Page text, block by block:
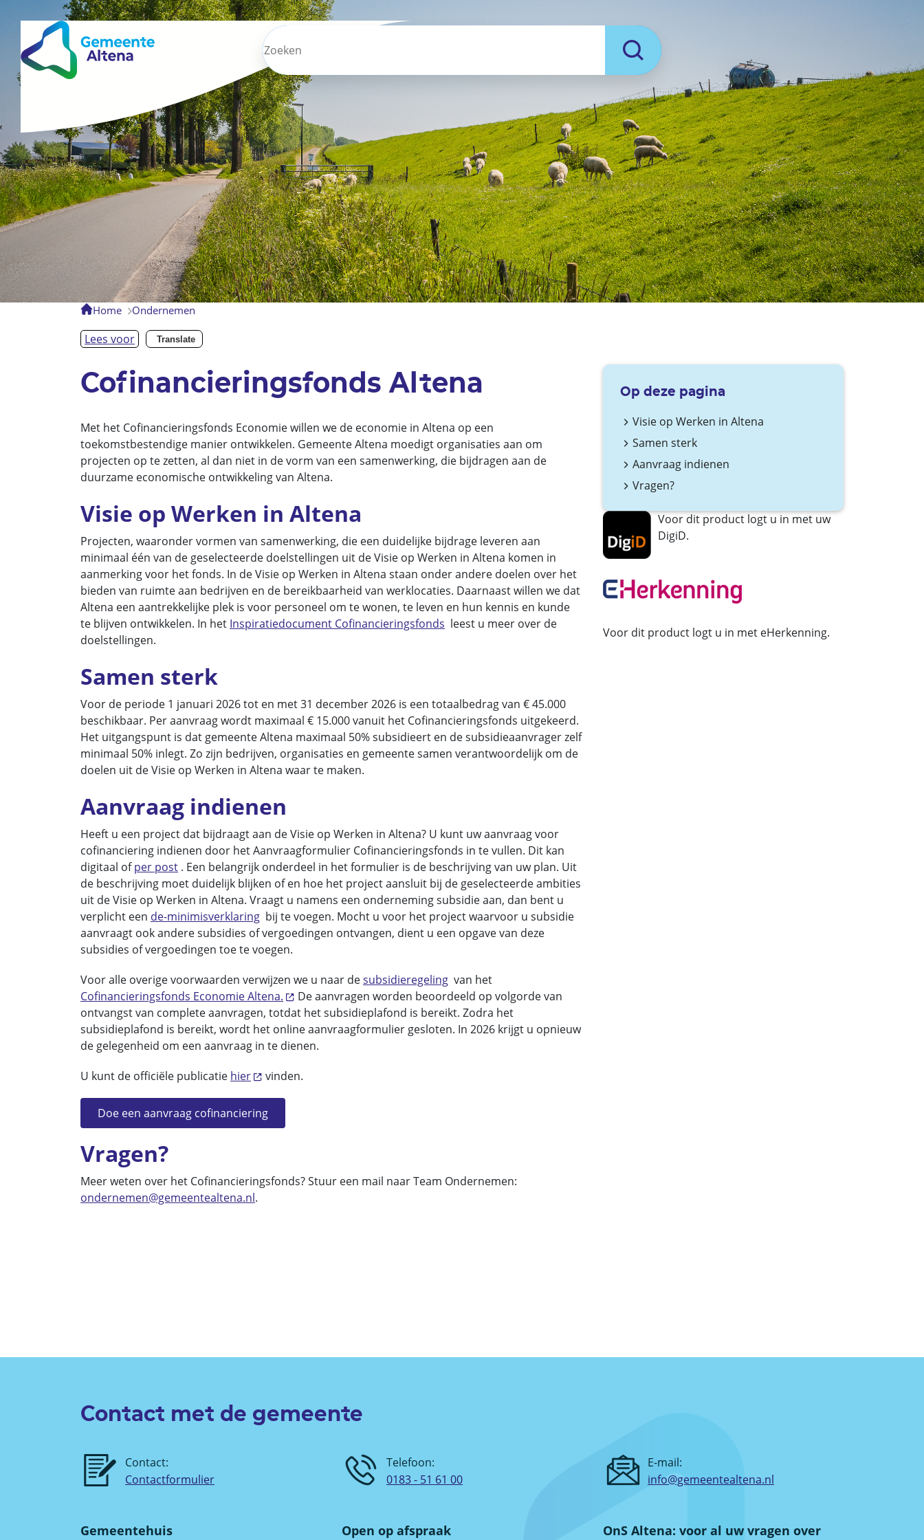
Zoeken
Zoeken
Home Ondernemen
Lees voor Translate
Cofinancieringsfonds Altena
Met het Cofinancieringsfonds Economie willen we de economie in Altena op een
toekomstbestendige manier ontwikkelen. Gemeente Altena moedigt organisaties aan om
projecten op te zetten, al dan niet in de vorm van een samenwerking, die bijdragen aan de
duurzame economische ontwikkeling van Altena.
Visie op Werken in Altena
Projecten, waaronder vormen van samenwerking, die een duidelijke bijdrage leveren aan
minimaal één van de geselecteerde doelstellingen uit de Visie op Werken in Altena komen in
aanmerking voor het fonds. In de Visie op Werken in Altena staan onder andere doelen over het
bieden van ruimte aan bedrijven en de bereikbaarheid van werklocaties. Daarnaast willen we dat
Altena een aantrekkelijke plek is voor personeel om te wonen, te leven en hun kennis en kunde
te blijven ontwikkelen. In het Inspiratiedocument Cofinancieringsfonds leest u meer over de
doelstellingen.
Samen sterk
Voor de periode 1 januari 2026 tot en met 31 december 2026 is een totaalbedrag van € 45.000
beschikbaar. Per aanvraag wordt maximaal € 15.000 vanuit het Cofinancieringsfonds uitgekeerd.
Het uitgangspunt is dat gemeente Altena maximaal 50% subsidieert en de subsidieaanvrager zelf
minimaal 50% inlegt. Zo zijn bedrijven, organisaties en gemeente samen verantwoordelijk om de
doelen uit de Visie op Werken in Altena waar te maken.
Aanvraag indienen
Heeft u een project dat bijdraagt aan de Visie op Werken in Altena? U kunt uw aanvraag voor
cofinanciering indienen door het Aanvraagformulier Cofinancieringsfonds in te vullen. Dit kan
digitaal ofper post . Een belangrijk onderdeel in het formulier is de beschrijving van uw plan. Uit
de beschrijving moet duidelijk blijken of en hoe het project aansluit bij de geselecteerde ambities
uit de Visie op Werken in Altena. Vraagt u namens een onderneming subsidie aan, dan bent u
verplicht een de-minimisverklaring bij te voegen. Mocht u voor het project waarvoor u subsidie
aanvraagt ook andere subsidies of vergoedingen ontvangen, dient u een opgave van deze
subsidies of vergoedingen toe te voegen.
Voor alle overige voorwaarden verwijzen we u naar desubsidieregeling van het
Cofinancieringsfonds Economie Altena.
De aanvragen worden beoordeeld op volgorde van
ontvangst van complete aanvragen, totdat het subsidieplafond is bereikt. Zodra het
subsidieplafond is bereikt, wordt het online aanvraagformulier gesloten. In 2026 krijgt u opnieuw
de gelegenheid om een aanvraag in te dienen.
U kunt de officiële publicatie hier vinden.
Doe een aanvraag cofinanciering
Vragen?
Meer weten over het Cofinancieringsfonds? Stuur een mail naar Team Ondernemen:
ondernemen@gemeentealtena.nl.
Op deze pagina
Visie op Werken in Altena
Samen sterk
Aanvraag indienen
Vragen?
Voor dit product logt u in met uw
DigiD.
Voor dit product logt u in met eHerkenning.
Contact met de gemeente
Contact:
Contactformulier
Telefoon:
0183 - 51 61 00
E-mail:
info@gemeentealtena.nl
Gemeentehuis Open op afspraak
OnS Altena: voor al uw vragen over